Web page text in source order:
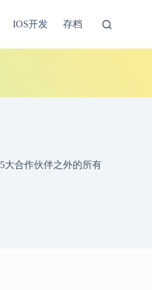
IOS开发 存档
大合作伙伴之外的所有